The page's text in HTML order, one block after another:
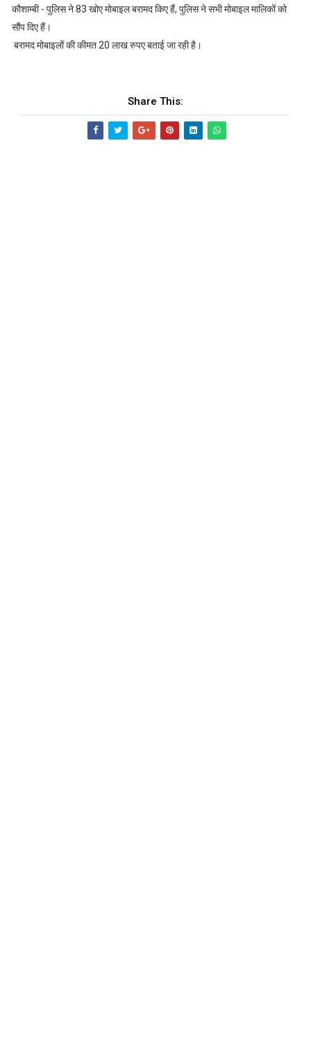
कौशाम्बी - पुलिस ने 83 खोए मोबाइल बरामद किए हैं, पुलिस ने सभी मोबाइल मालिकों को
सौंप दिए हैं।
बरामद मोबाइलों की कीमत 20 लाख रुपए बताई जा रही है।
Share This: